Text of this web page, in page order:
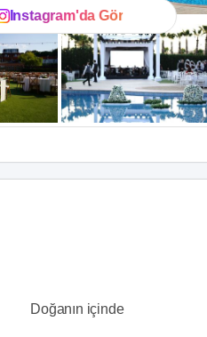
Instagram'da Gör
Doğanın içinde